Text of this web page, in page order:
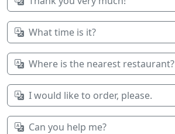
What time is it?
Where is the nearest restaurant?
I would like to order, please.
Can you help me?